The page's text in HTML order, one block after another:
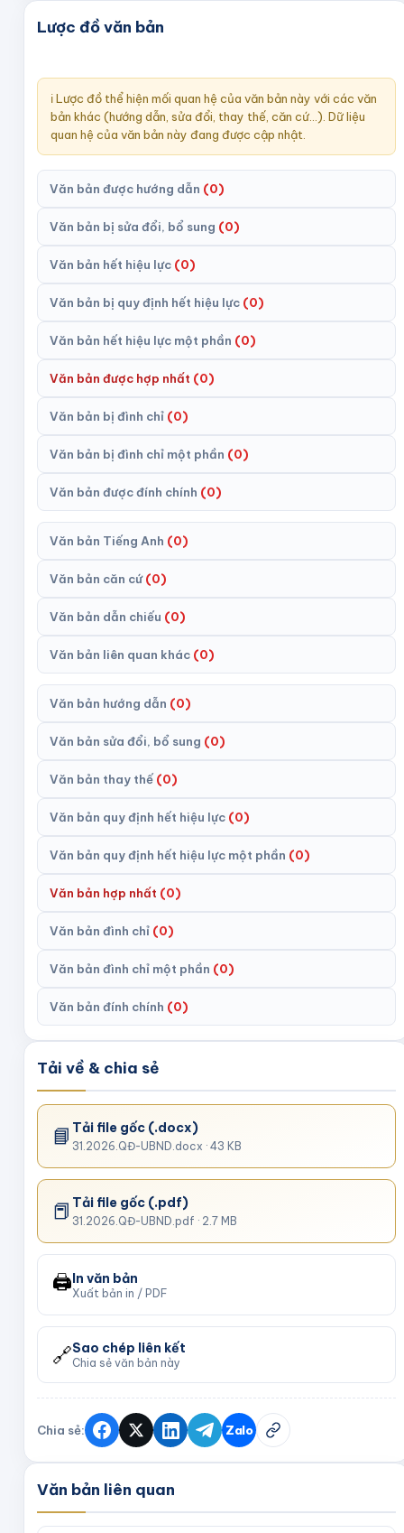
Lược đồ văn bản
ℹ️ Lược đồ thể hiện mối quan hệ của văn bản này với các văn
bản khác (hướng dẫn, sửa đổi, thay thế, căn cứ...). Dữ liệu
quan hệ của văn bản này đang được cập nhật.
Văn bản được hướng dẫn (0)
Văn bản bị sửa đổi, bổ sung (0)
Văn bản hết hiệu lực (0)
Văn bản bị quy định hết hiệu lực (0)
Văn bản hết hiệu lực một phần (0)
Văn bản được hợp nhất (0)
Văn bản bị đình chỉ (0)
Văn bản bị đình chỉ một phần (0)
Văn bản được đính chính (0)
Văn bản Tiếng Anh (0)
Văn bản căn cứ (0)
Văn bản dẫn chiếu (0)
Văn bản liên quan khác (0)
Văn bản hướng dẫn (0)
Văn bản sửa đổi, bổ sung (0)
Văn bản thay thế (0)
Văn bản quy định hết hiệu lực (0)
Văn bản quy định hết hiệu lực một phần (0)
Văn bản hợp nhất (0)
Văn bản đình chỉ (0)
Văn bản đình chỉ một phần (0)
Văn bản đính chính (0)
Tải về & chia sẻ
📘 Tải file gốc (.docx)
31.2026.QĐ-UBND.docx · 43 KB
📕 Tải file gốc (.pdf)
31.2026.QĐ-UBND.pdf · 2.7 MB
🖨️In văn bản
Xuất bản in / PDF
🔗Sao chép liên kết
Chia sẻ văn bản này
Chia sẻ: Zalo
Văn bản liên quan